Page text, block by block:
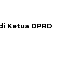
Ketua DPRD